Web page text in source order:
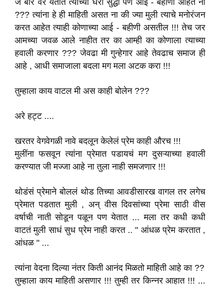
जे बार वर येतात त्याच्या घरी सुद्धा पण आई - बहीणी आहेत ना
??? त्यांना हे ही माहिती असत ना की ज्या मुली त्याचे मनोरंजन
करत आहेत त्याही कोणाच्या आई - बहीणी असतील !!! तेच जर
आमच्या जवळ आले नाहीत तर का आम्ही का कोणाला त्याच्या
हवाली करणार ??? जेवढा मी गुन्हेगार आहे तेवढाच समाज ही
आहे , आधी समाजाला बदला मग मला अटक करा !!!
तुम्हाला काय वाटल मी अस काही बोलेन ???
अरे हट्ट ....
खरतर वेगवेगळी नावे बदलून केलेलं प्रेम काही औरच !!!
मुलींना फसवून त्यांना प्रेमात पडायचं मग दुसऱ्याच्या हवाली
करण्यात जी मज्जा आहे ना तुला नाही समजणार !!!
थोडंसं प्रेमाने बोललं थोड तिच्या आवडीसारख वागल तर लगेच
प्रेमात पडतात मुली , अन् वीस दिवसांच्या प्रेमा साठी वीस
वर्षाची नाती सोडून पळून पण येतात ... मला तर कधी कधी
वाटतं मुली साधं सुध प्रेम नाही करत .. " आंधळ प्रेम करतात ,
आंधळ " ...
त्यांना वेदना दिल्या नंतर किती आनंद मिळतो माहिती आहे का ??
तुम्हाला काय माहिती असणार !!! तुम्ही तर किन्नर आहात !!! ...